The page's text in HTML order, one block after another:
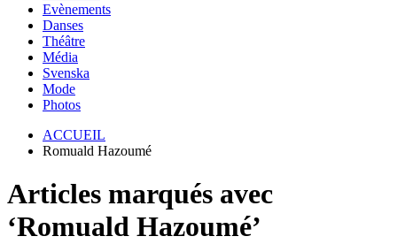
Evènements
Danses
Théâtre
Média
Svenska
Mode
Photos
ACCUEIL
Romuald Hazoumé
Articles marqués avec
‘Romuald Hazoumé’